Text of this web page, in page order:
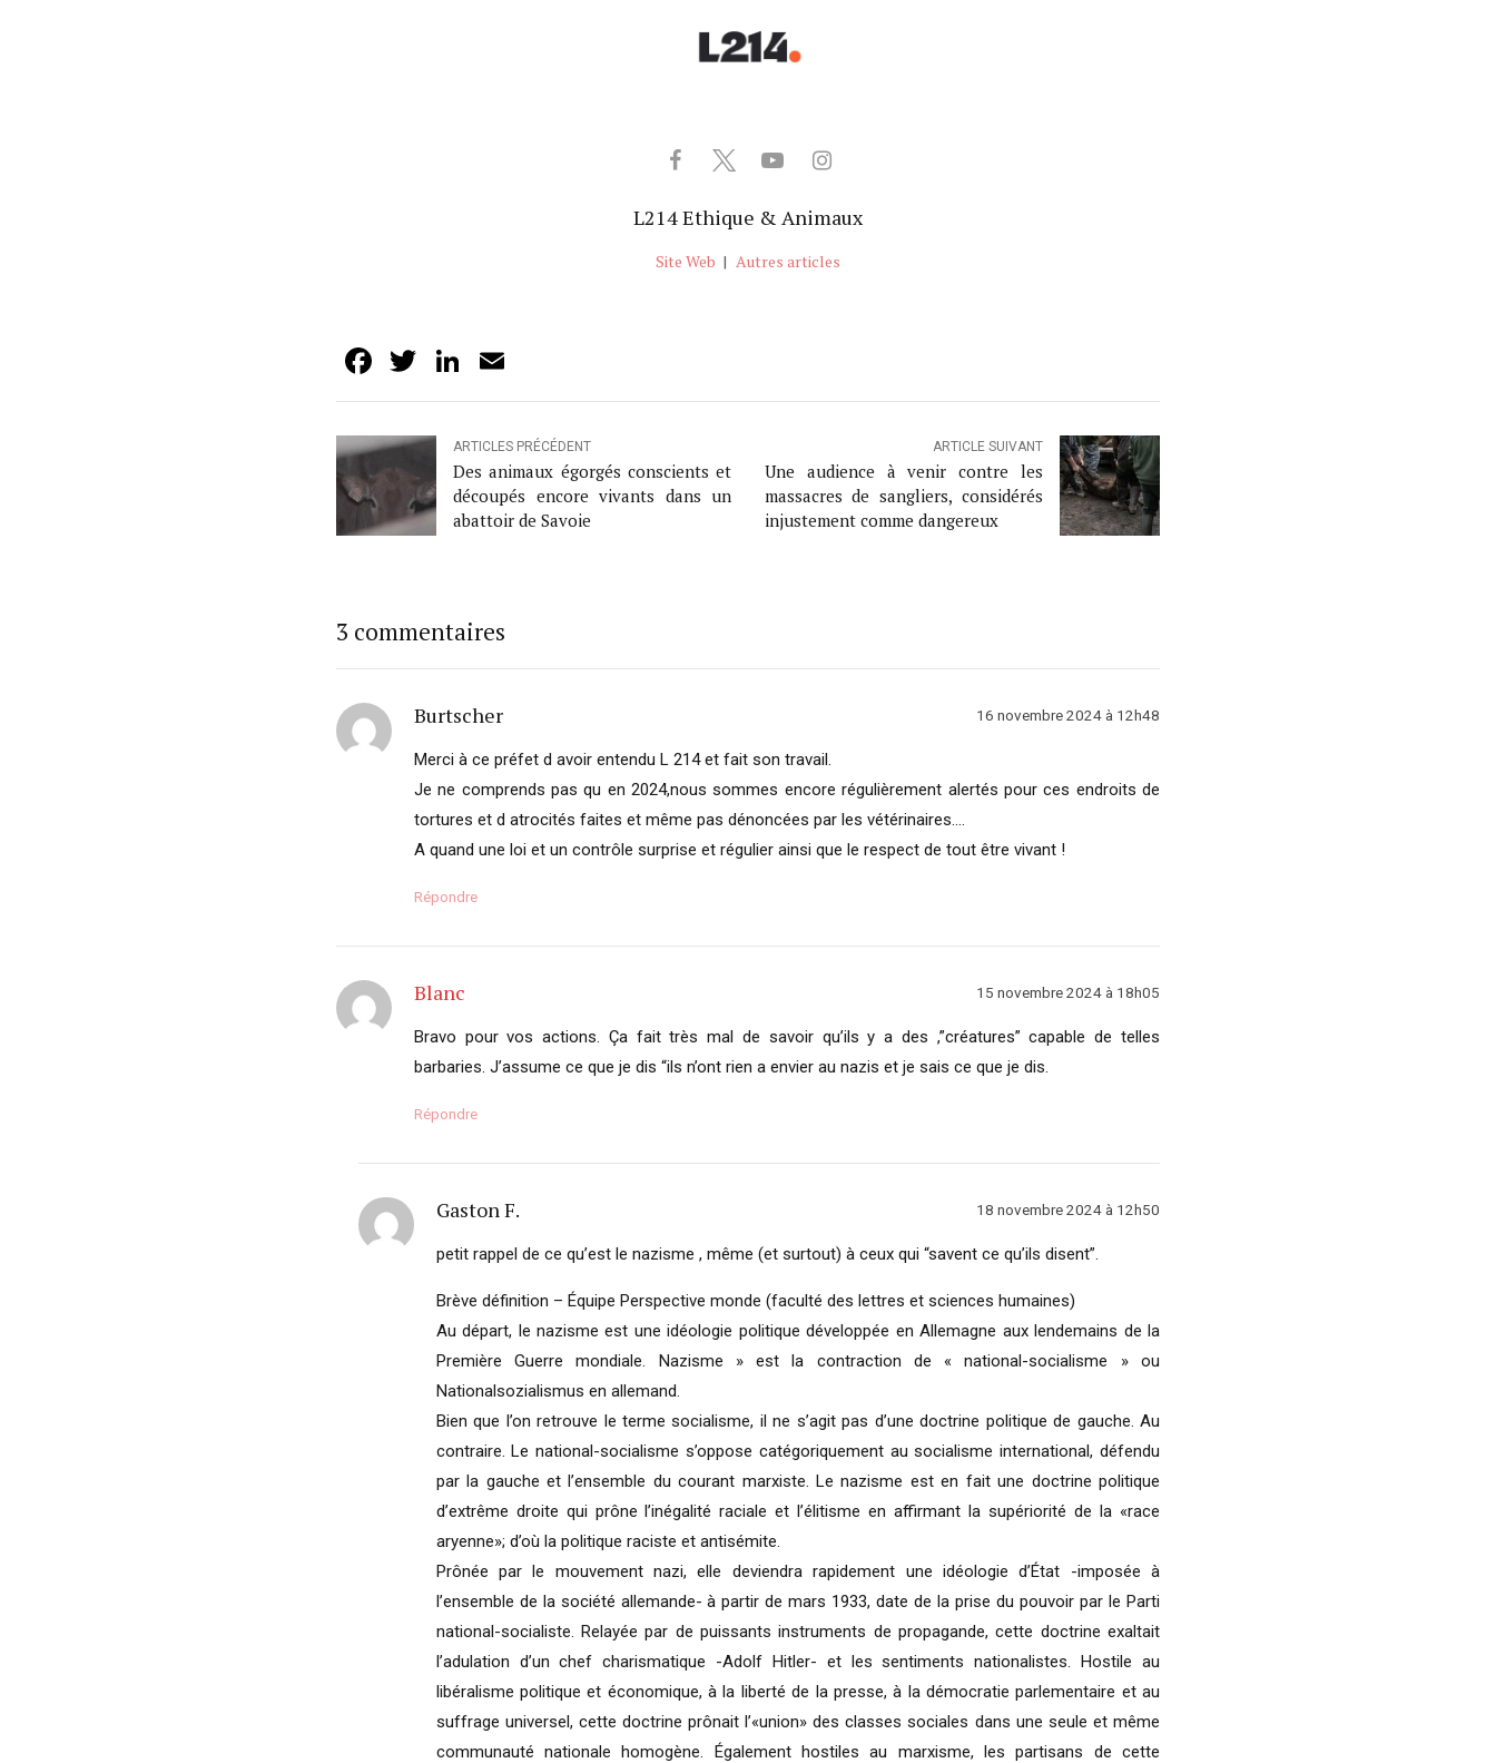
L214 Ethique & Animaux
Site Web | Autres articles
Facebook
TwitterLinkedIn
ARTICLES PRÉCÉDENT
Des animaux égorgés conscients et
découpés encore vivants dans un
abattoir de Savoie
ARTICLE SUIVANT
Une audience à venir contre les
massacres de sangliers, considérés
injustement comme dangereux
3 commentaires
Burtscher 16 novembre 2024 à 12h48
Merci à ce préfet d avoir entendu L 214 et fait son travail.
Je ne comprends pas qu en 2024,nous sommes encore régulièrement alertés pour ces endroits de
tortures et d atrocités faites et même pas dénoncées par les vétérinaires….
A quand une loi et un contrôle surprise et régulier ainsi que le respect de tout être vivant !
Répondre
Blanc 15 novembre 2024 à 18h05
Bravo pour vos actions. Ça fait très mal de savoir qu’ils y a des ,”créatures” capable de telles
barbaries. J’assume ce que je dis “ils n’ont rien a envier au nazis et je sais ce que je dis.
Répondre
Gaston F. 18 novembre 2024 à 12h50
petit rappel de ce qu’est le nazisme , même (et surtout) à ceux qui “savent ce qu’ils disent”.
Brève définition – Équipe Perspective monde (faculté des lettres et sciences humaines)
Au départ, le nazisme est une idéologie politique développée en Allemagne aux lendemains de la
Première Guerre mondiale. Nazisme » est la contraction de « national-socialisme » ou
Nationalsozialismus en allemand.
Bien que l’on retrouve le terme socialisme, il ne s’agit pas d’une doctrine politique de gauche. Au
contraire. Le national-socialisme s’oppose catégoriquement au socialisme international, défendu
par la gauche et l’ensemble du courant marxiste. Le nazisme est en fait une doctrine politique
d’extrême droite qui prône l’inégalité raciale et l’élitisme en affirmant la supériorité de la «race
aryenne»; d’où la politique raciste et antisémite.
Prônée par le mouvement nazi, elle deviendra rapidement une idéologie d’État -imposée à
l’ensemble de la société allemande- à partir de mars 1933, date de la prise du pouvoir par le Parti
national-socialiste. Relayée par de puissants instruments de propagande, cette doctrine exaltait
l’adulation d’un chef charismatique -Adolf Hitler- et les sentiments nationalistes. Hostile au
libéralisme politique et économique, à la liberté de la presse, à la démocratie parlementaire et au
suffrage universel, cette doctrine prônait l’«union» des classes sociales dans une seule et même
communauté nationale homogène. Également hostiles au marxisme, les partisans de cette